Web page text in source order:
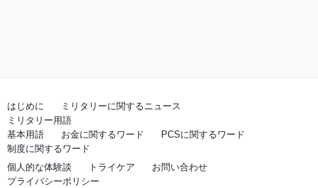
はじめに
ミリタリーに関するニュース
ミリタリー用語
基本用語
お金に関するワード
PCSに関するワード
制度に関するワード
個人的な体験談
トライケア
お問い合わせ
プライバシーポリシー